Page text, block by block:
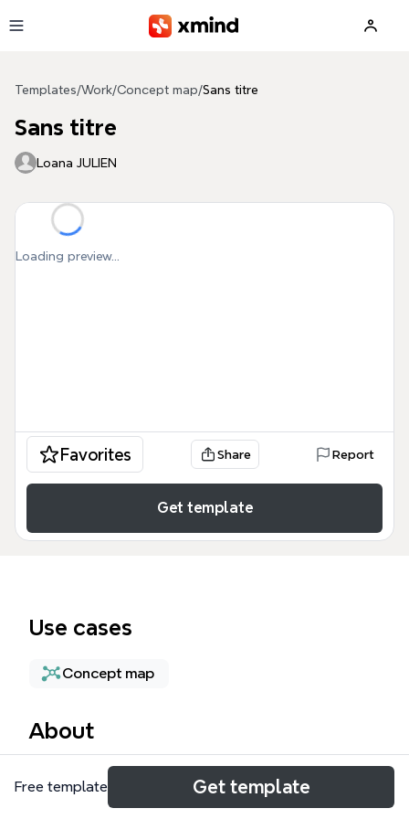
Templates/Work/Concept map/Sans titre
Sans titre
Loana JULIEN
Loading preview...
Favorites Share Report
Get template
Use cases
Concept map
About
Ce modèle de Management | Xmind Modèle offre
une structure fondamentale pour organiser les
Free template Get template